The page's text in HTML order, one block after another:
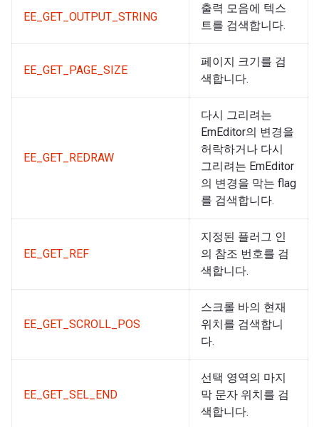
EE_GET_OUTPUT_STRING
출력 모음에 텍스
트를 검색합니다.
EE_GET_PAGE_SIZE
페이지 크기를 검
색합니다.
EE_GET_REDRAW
다시 그리려는
EmEditor의 변경을
허락하거나 다시
그리려는 EmEditor
의 변경을 막는 flag
를 검색합니다.
EE_GET_REF
지정된 플러그 인
의 참조 번호를 검
색합니다.
EE_GET_SCROLL_POS
스크롤 바의 현재
위치를 검색합니
다.
EE_GET_SEL_END
선택 영역의 마지
막 문자 위치를 검
색합니다.